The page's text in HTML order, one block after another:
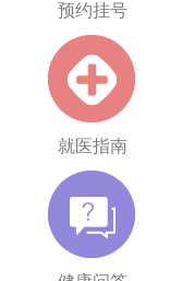
预约挂号
就医指南